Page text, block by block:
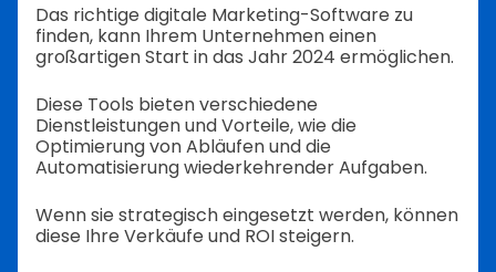
Das richtige digitale Marketing-Software zu
finden, kann Ihrem Unternehmen einen
großartigen Start in das Jahr 2024 ermöglichen.
Diese Tools bieten verschiedene
Dienstleistungen und Vorteile, wie die
Optimierung von Abläufen und die
Automatisierung wiederkehrender Aufgaben.
Wenn sie strategisch eingesetzt werden, können
diese Ihre Verkäufe und ROI steigern.